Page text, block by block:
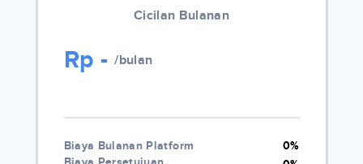
Cicilan Bulanan
Rp - /bulan
Biaya Bulanan Platform
0%